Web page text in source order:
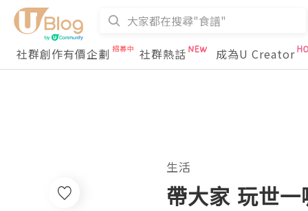
社群創作有價企劃 社群熱話 成為U Creator
生活
帶大家 玩世